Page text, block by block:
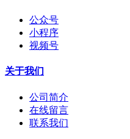
公众号
小程序
视频号
关于我们
公司简介
在线留言
联系我们